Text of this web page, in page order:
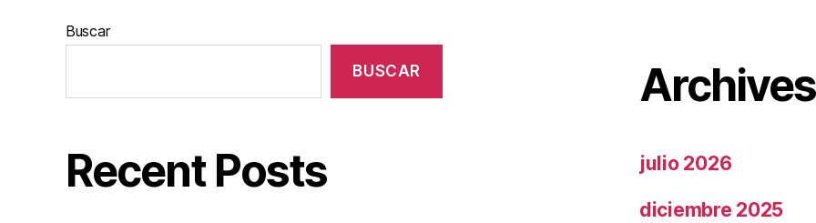
Buscar
BUSCAR
Recent Posts
Archives
julio 2026
diciembre 2025